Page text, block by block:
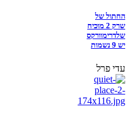
החתול של
שרק 2 מוכיח
שלדרימוורקס
יש 9 נשמות
עדי פרל